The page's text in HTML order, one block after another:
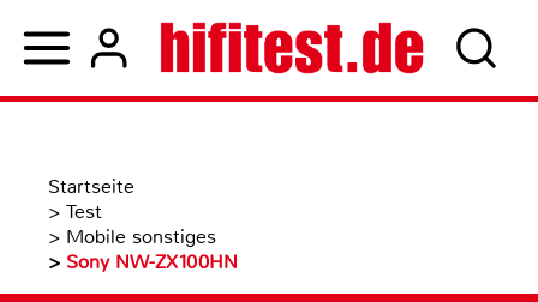
Startseite
> Test
> Mobile sonstiges
> Sony NW-ZX100HN